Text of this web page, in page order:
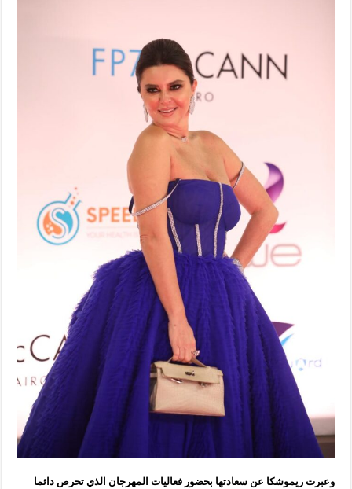
وعبرت ريموشكا عن سعادتها بحضور فعاليات المهرجان الذي تحرص دائما